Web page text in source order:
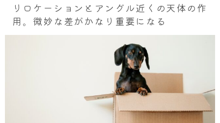
リロケーションとアングル近くの天体の作
用。微妙な差がかなり重要になる